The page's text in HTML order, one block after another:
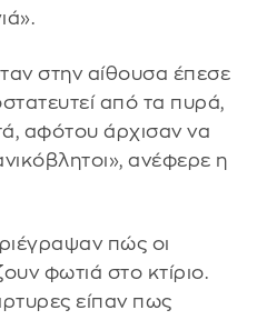
στην αίθουσα έπεσε
από τα πυρά,
αφότου άρχισαν να
ανέφερε η
πώς οι
φωτιά στο κτίριο.
είπαν πως